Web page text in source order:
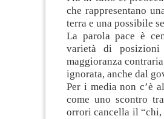
che rappresentano
terra e una possibile
La parola pace è
varietà di posizioni
maggioranza
ignorata, anche dal
Per i media non c’è
come uno scontro
orrori cancella il “chi,